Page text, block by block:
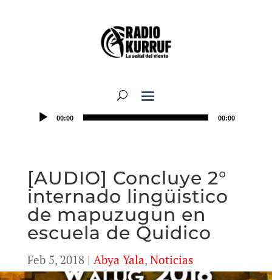
00:00 00:00
[AUDIO] Concluye 2°
internado lingüistico
de mapuzugun en
escuela de Quidico
Feb 5, 2018| Abya Yala, Noticias